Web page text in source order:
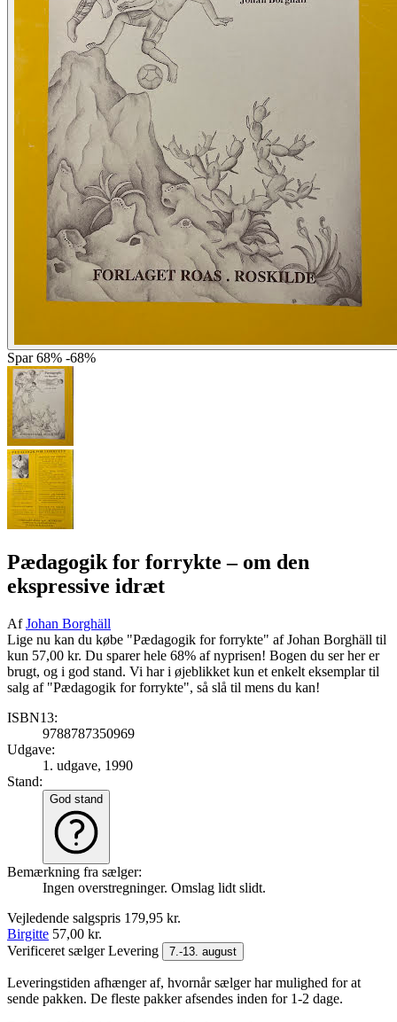
Spar 68% -68%
Pædagogik for forrykte– om den
ekspressive idræt
AfJohan Borghäll
Lige nu kan du købe "Pædagogik for forrykte" af Johan Borghäll til
kun 57,00 kr. Du sparer hele 68% af nyprisen! Bogen du ser her er
brugt, og i god stand. Vi har i øjeblikket kun et enkelt eksemplar til
salg af "Pædagogik for forrykte", så slå til mens du kan!
ISBN13:
9788787350969
Udgave:
1. udgave, 1990
Stand:
God stand
Bemærkning fra sælger:
Ingen overstregninger. Omslag lidt slidt.
Vejledende salgspris 179,95 kr.
Birgitte 57,00 kr.
Verificeret sælgerLevering 7.-13. august
Leveringstiden afhænger af, hvornår sælger har mulighed for at
sende pakken. De fleste pakker afsendes inden for 1-2 dage.